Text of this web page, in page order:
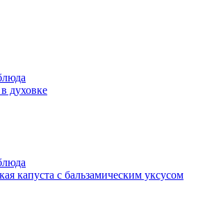
духовке
капуста с бальзамическим уксусом